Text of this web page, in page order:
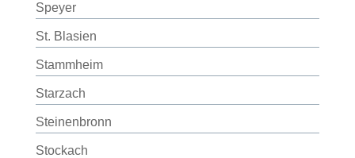
Speyer
St. Blasien
Stammheim
Starzach
Steinenbronn
Stockach